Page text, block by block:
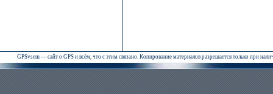
GPSvsem — сайт о GPS и всём, что с этим связано. Копирование материалов разрешается только при